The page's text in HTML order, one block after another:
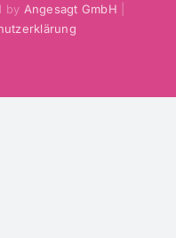
by Angesagt GmbH
Instagram